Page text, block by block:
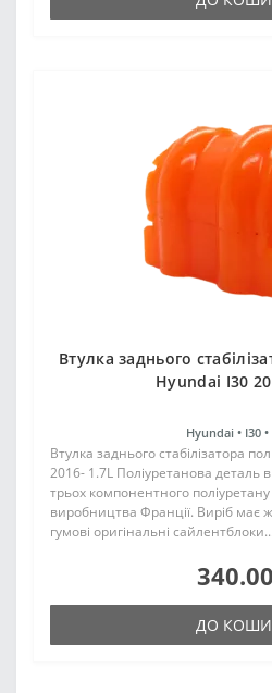
Втулка заднього
Hyundai I30
Hyundai • I30 •
Втулка заднього стабілізатора
2016- 1.7L Поліуретанова деталь
трьох компонентного
виробництва Франції. Виріб має
гумові оригінальні сайлентблоки...
ДО